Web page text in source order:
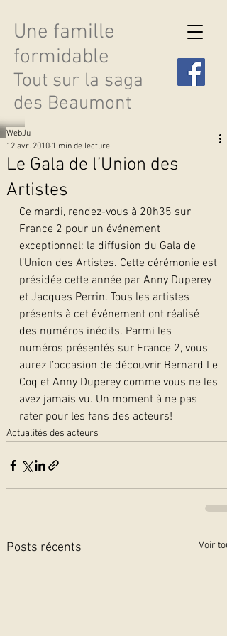
Une famille
formidable
Tout sur la saga
des Beaumont
Le Gala de l’Union des
Artistes
WebJu
12 avr. 2010 1 min de lecture
Ce mardi, rendez-vous à 20h35 sur
France 2 pour un événement
exceptionnel: la diffusion du Gala de
l’Union des Artistes. Cette cérémonie est
présidée cette année par Anny Duperey
et Jacques Perrin. Tous les artistes
présents à cet événement ont réalisé
des numéros inédits. Parmi les
numéros présentés sur France 2, vous
aurez l’occasion de découvrir Bernard Le
Coq et Anny Duperey comme vous ne les
avez jamais vu. Un moment à ne pas
rater pour les fans des acteurs!
Actualités des acteurs
Posts récents Voir tout